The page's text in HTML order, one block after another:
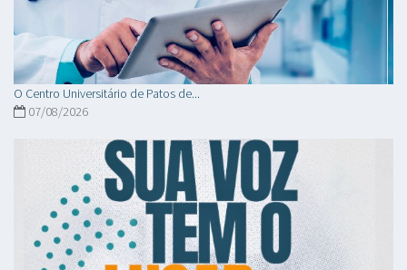
O Centro Universitário de Patos de...
07/08/2026